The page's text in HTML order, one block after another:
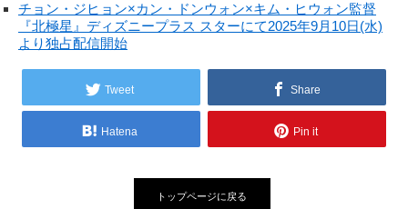
チョン・ジヒョン×カン・ドンウォン×キム・ヒウォン監督
『北極星』ディズニープラス スターにて2025年9月10日(水)
より独占配信開始
Tweet Share
Hatena Pin it
トップページに戻る